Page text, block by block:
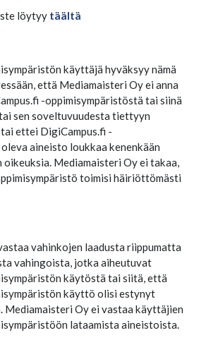
löytyy täältä
käyttäjä hyväksyy nämä
että Mediamaisteri Oy ei anna
-oppimisympäristöstä tai siinä
sen soveltuvuudesta tiettyyn
ettei DigiCampus.fi -
aineisto loukkaa kenenkään
oikeuksia. Mediamaisteri Oy ei takaa,
toimisi häiriöttömästi
vahinkojen laadusta riippumatta
vahingoista, jotka aiheutuvat
käytöstä tai siitä, että
käyttö olisi estynyt
Mediamaisteri Oy ei vastaa käyttäjien
lataamista aineistoista.